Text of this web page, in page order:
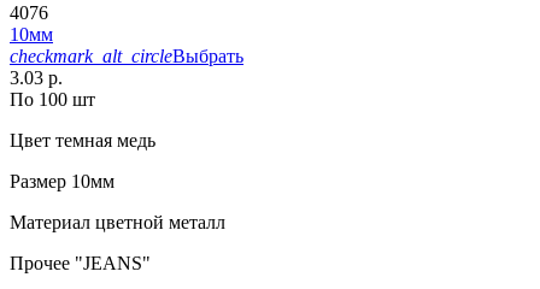
4076
10мм
checkmark_alt_circleВыбрать
3.03 р.
По 100 шт
Цвет темная медь
Размер 10мм
Материал цветной металл
Прочее "JEANS"